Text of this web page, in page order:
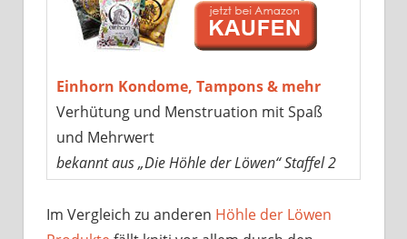
Einhorn Kondome, Tampons & mehr
Verhütung und Menstruation mit Spaß
und Mehrwert
bekannt aus „Die Höhle der Löwen“ Staffel 2
Im Vergleich zu anderen Höhle der Löwen